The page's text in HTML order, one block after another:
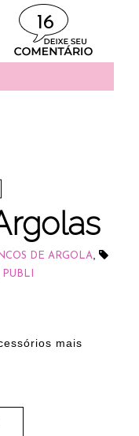
16
DE ARGOLA,
PUBLI
mais